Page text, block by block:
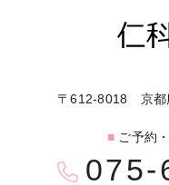
〒612-8018 京都
■ ご予約
075-